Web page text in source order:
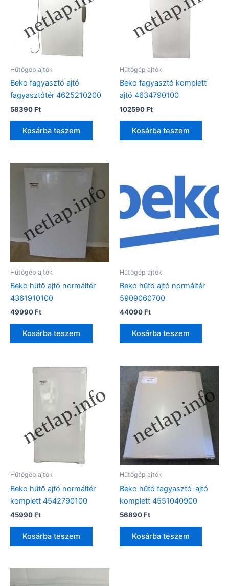
Hűtőgép ajtók
Beko fagyasztó ajtó
fagyasztótér 4625210200
58390Ft
Kosárba teszem
Hűtőgép ajtók
Beko fagyasztó komplett
ajtó 4634790100
102590Ft
Kosárba teszem
Hűtőgép ajtók
Beko hűtő ajtó normáltér
4361910100
49990Ft
Kosárba teszem
Hűtőgép ajtók
Beko hűtő ajtó normáltér
5909060700
44090Ft
Kosárba teszem
Hűtőgép ajtók
Beko hűtő ajtó normáltér
komplett 4542790100
45990Ft
Kosárba teszem
Hűtőgép ajtók
Beko hűtő fagyasztó-ajtó
komplett 4551040900
56890Ft
Kosárba teszem